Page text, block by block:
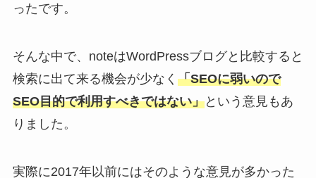
ったです。
そんな中で、noteはWordPressブログと比較すると
検索に出て来る機会が少なく 「SEOに弱いので
SEO目的で利用すべきではない」という意見もあ
りました。
実際に2017年以前にはそのような意見が多かった